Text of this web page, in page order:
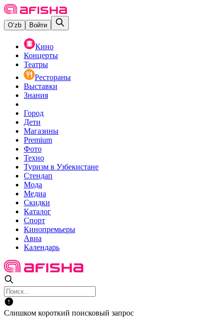
O‘zb Войти
Кино
Концерты
Театры
Рестораны
Выставки
Знания
Город
Дети
Магазины
Premium
Фото
Техно
Туризм в Узбекистане
Стендап
Мода
Медиа
Скидки
Каталог
Спорт
Кинопремьеры
Авиа
Календарь
Слишком короткий поисковый запрос